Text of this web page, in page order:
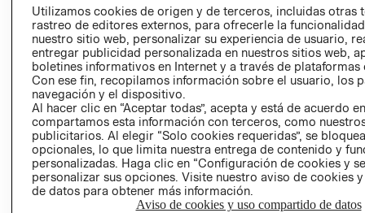
Y ÉTICA (INGLÉS)
PETICIONES
QUEJAS Y
RECLAMOS
Colombia ($)
CAMBIAR REGIÓN
Utilizamos cookies de origen y de terceros, incluidas otras
rastreo de editores externos, para ofrecerle la
nuestro sitio web, personalizar su experiencia de usuario,
entregar publicidad personalizada en nuestros sitios web,
boletines informativos en Internet y a través de plataformas
Con ese fin, recopilamos información sobre el usuario, los
navegación y el dispositivo.
Al hacer clic en “Aceptar todas”, acepta y está de acuerdo
compartamos esta información con terceros, como
publicitarios. Al elegir “Solo cookies requeridas”, se
opcionales, lo que limita nuestra entrega de contenido y
personalizadas. Haga clic en “Configuración de cookies y
personalizar sus opciones. Visite nuestro aviso de cookies
de datos para obtener más información.
Aviso de cookies y uso compartido de datos